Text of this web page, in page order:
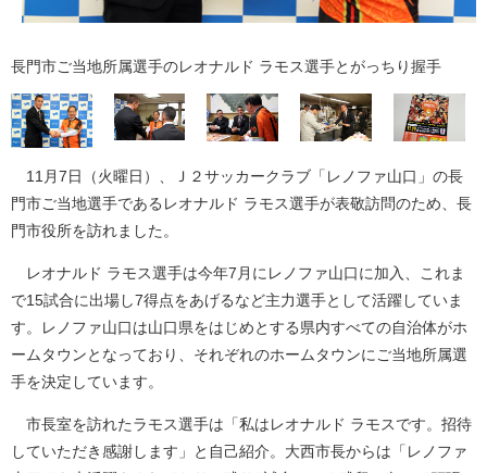
長門市ご当地所属選手のレオナルド ラモス選手とがっちり握手
11月7日（火曜日）、Ｊ２サッカークラブ「レノファ山口」の長
門市ご当地選手であるレオナルド ラモス選手が表敬訪問のため、長
門市役所を訪れました。
レオナルド ラモス選手は今年7月にレノファ山口に加入、これま
で15試合に出場し7得点をあげるなど主力選手として活躍していま
す。レノファ山口は山口県をはじめとする県内すべての自治体がホ
ームタウンとなっており、それぞれのホームタウンにご当地所属選
手を決定しています。
市長室を訪れたラモス選手は「私はレオナルド ラモスです。招待
していただき感謝します」と自己紹介。大西市長からは「レノファ